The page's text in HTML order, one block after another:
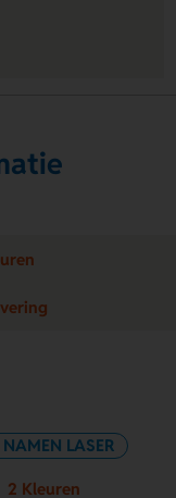
LASER
2 Kleuren